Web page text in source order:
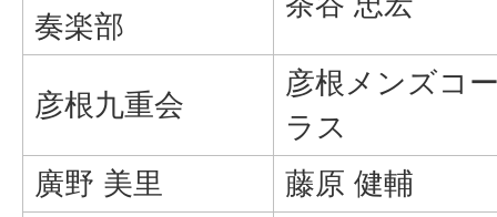
奏楽部
彦根九重会
彦根メンズコ
ラス
廣野 美里
藤原 健輔